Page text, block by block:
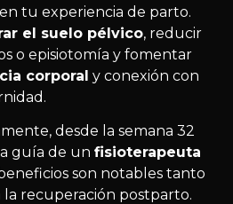
tu experiencia de parto.
el suelo pélvico, reducir
o episiotomía y fomentar
corporal y conexión con
desde la semana 32
guía de un fisioterapeuta
son notables tanto
recuperación postparto.